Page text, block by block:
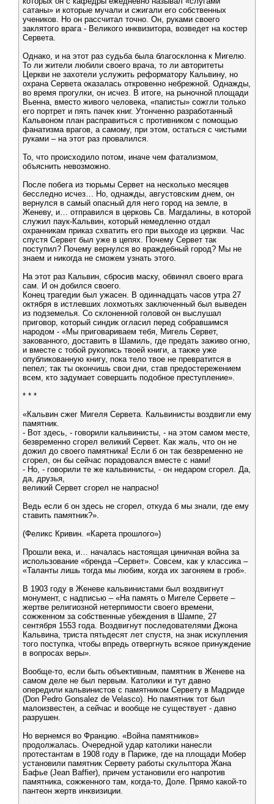
сатаны» и которые мучали и сжигали его собственных
учеников. Но он рассчитал точно. Он, руками своего
заклятого врага - Великого инквизитора, возведет на костер
Сервета.
Однако, и на этот раз судьба была благосклонна к Мигелю.
То ли жители любили своего врача, то ли авторитеты
Церкви не захотели услужить реформатору Кальвину, но
охрана Сервета оказалась откровенно небрежной. Однажды,
во время прогулки, он исчез. В итоге, на рыночной площади
Вьенна, вместо живого человека, «паписты» сожгли только
его портрет и пять пачек книг. Утонченно разработанный
Кальвоном план расправиться с противником с помощью
фанатизма врагов, а самому, при этом, остаться с чистыми
руками – на этот раз провалился.
То, что происходило потом, иначе чем фатализмом,
объяснить невозможно.
После побега из тюрьмы Сервет на несколько месяцев
бесследно исчез… Но, однажды, августовским днем, он
вернулся в самый опасный для него город на земле, в
Женеву, и… отправился в церковь Св. Магдалины, в которой
служил паук-Кальвин, который немедленно отдал
охранникам приказ схватить его при выходе из церкви. Час
спустя Сервет был уже в цепях. Почему Сервет так
поступил? Почему вернулся во враждебный город? Мы не
знаем и никогда не сможем узнать этого.
На этот раз Кальвин, сбросив маску, обвинял своего врага
сам. И он добился своего.
Конец трагедии был ужасен. В одиннадцать часов утра 27
октября в истлевших лохмотьях заключенный был выведен
из подземелья. Со склоненной головой он выслушал
приговор, который синдик огласил перед собравшимся
народом - «Мы приговариваем тебя, Мигель Сервет,
закованного, доставить в Шамиль, где предать заживо огню,
и вместе с тобой рукопись твоей книги, а также уже
опубликованную книгу, пока тело твое не превратится в
пепел; так ты окончишь свои дни, став предостережением
всем, кто задумает совершить подобное преступление».
* * *
«Кальвин сжег Мигеля Сервета. Кальвинисты воздвигли ему
памятник.
- Вот здесь, - говорили кальвинисты, - на этом самом месте,
безвременно сгорел великий Сервет. Как жаль, что он не
дожил до своего памятника! Если б он так безвременно не
сгорел, он бы сейчас порадовался вместе с нами!
- Но, - говорили те же кальвинисты, - он недаром сгорел. Да,
да, друзья,
великий Сервет сгорел не напрасно!
Ведь если б он здесь не сгорел, откуда б мы знали, где ему
ставить памятник?».
(Феликс Кривин. «Карета прошлого»)
Прошли века, и… началась настоящая циничная война за
использование «бренда –Сервет». Совсем, как у классика –
«Таланты лишь тогда мы любим, когда их загоняем в гроб».
В 1903 году в Женеве кальвинистами был воздвигнут
монумент, с надписью – «На память о Мигеле Сервете –
жертве религиозной нетерпимости своего времени,
сожженном за собственные убеждения в Шампе, 27
сентября 1553 года. Воздвигнут последователями Джона
Кальвина, триста пятьдесят лет спустя, на знак искупления
того поступка, чтобы впредь отвергнуть всякое принуждение
в вопросах веры».
Вообще-то, если быть объективным, памятник в Женеве на
самом деле не был первым. Католики и тут давно
опередили кальвинистов с памятником Сервету в Мадриде
(Don Pedro Gonsalez de Velasco). Но памятник тот был
малоизвестен, а сейчас и вообще не существует - давно
разрушен.
Но вернемся во Францию. «Война памятников»
продолжалась. Очередной удар католики нанесли
протестантам в 1908 году в Париже, где на площади Мобер
установили памятник Сервету работы скульптора Жана
Бафье (Jean Baffier), причем установили его напротив
памятника, сожженного там, когда-то, Доле. Прямо какой-то
пантеон жертв инквизиции.